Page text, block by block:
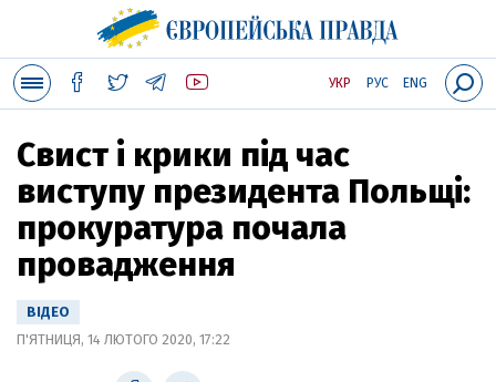
УКР РУС ENG
Свист і крики під час
виступу президента Польщі:
прокуратура почала
провадження
ВІДЕО
П'ЯТНИЦЯ, 14 ЛЮТОГО 2020, 17:22